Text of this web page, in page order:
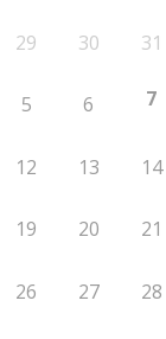
29 30 31
5 6 7
12 13 14
19 20 21
26 27 28